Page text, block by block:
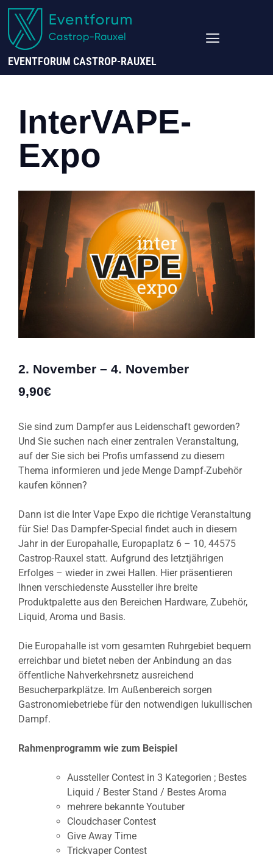
EVENTFORUM CASTROP-RAUXEL
InterVAPE-
Expo
2. November – 4. November
9,90€
Sie sind zum Dampfer aus Leidenschaft geworden?
Und Sie suchen nach einer zentralen Veranstaltung,
auf der Sie sich bei Profis umfassend zu diesem
Thema informieren und jede Menge Dampf-Zubehör
kaufen können?
Dann ist die Inter Vape Expo die richtige Veranstaltung
für Sie! Das Dampfer-Special findet auch in diesem
Jahr in der Europahalle, Europaplatz 6 – 10, 44575
Castrop-Rauxel statt. Aufgrund des letztjährigen
Erfolges – wieder in zwei Hallen. Hier präsentieren
Ihnen verschiedenste Aussteller ihre breite
Produktpalette aus den Bereichen Hardware, Zubehör,
Liquid, Aroma und Basis.
Die Europahalle ist vom gesamten Ruhrgebiet bequem
erreichbar und bietet neben der Anbindung an das
öffentliche Nahverkehrsnetz ausreichend
Besucherparkplätze. Im Außenbereich sorgen
Gastronomiebetriebe für den notwendigen lukullischen
Dampf.
Rahmenprogramm wie zum Beispiel
Aussteller Contest in 3 Kategorien ; Bestes
Liquid / Bester Stand / Bestes Aroma
mehrere bekannte Youtuber
Cloudchaser Contest
Give Away Time
Trickvaper Contest